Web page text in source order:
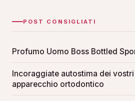
POST CONSIGLIATI
Profumo Uomo Boss Bottled
Incoraggiate autostima dei
apparecchio ortodontico